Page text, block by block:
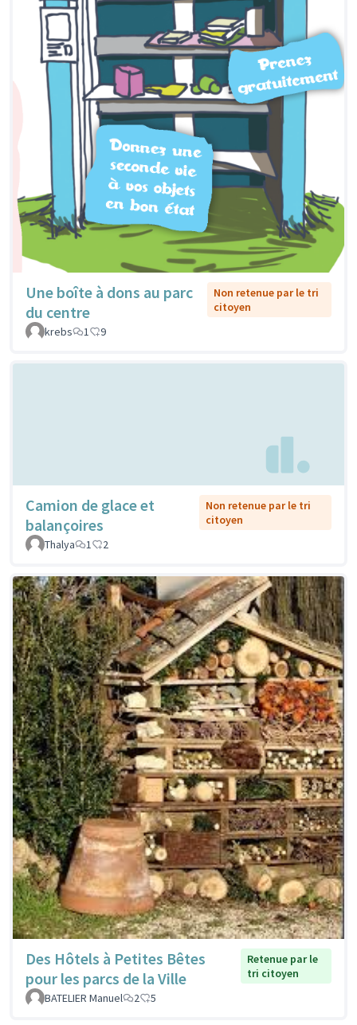
Une boîte à dons au parc
du centre
Non retenue par le tri
citoyen
krebs
1 9
Camion de glace et
balançoires
Non retenue par le tri
citoyen
Thalya
1 2
Des Hôtels à Petites Bêtes
pour les parcs de la Ville
Retenue par le
tri citoyen
BATELIER Manuel
2 5